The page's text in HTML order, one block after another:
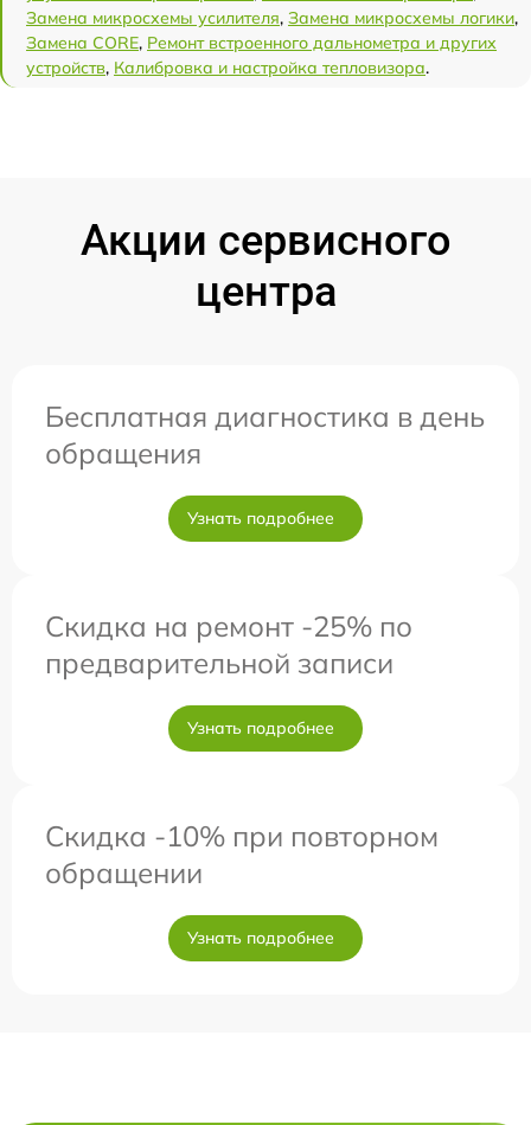
Замена микросхемы усилителя, Замена микросхемы логики,
Замена CORE, Ремонт встроенного дальнометра и других
устройств, Калибровка и настройка тепловизора.
Акции сервисного
центра
Бесплатная диагностика в день
обращения
Узнать подробнее
Скидка на ремонт -25% по
предварительной записи
Узнать подробнее
Скидка -10% при повторном
обращении
Узнать подробнее